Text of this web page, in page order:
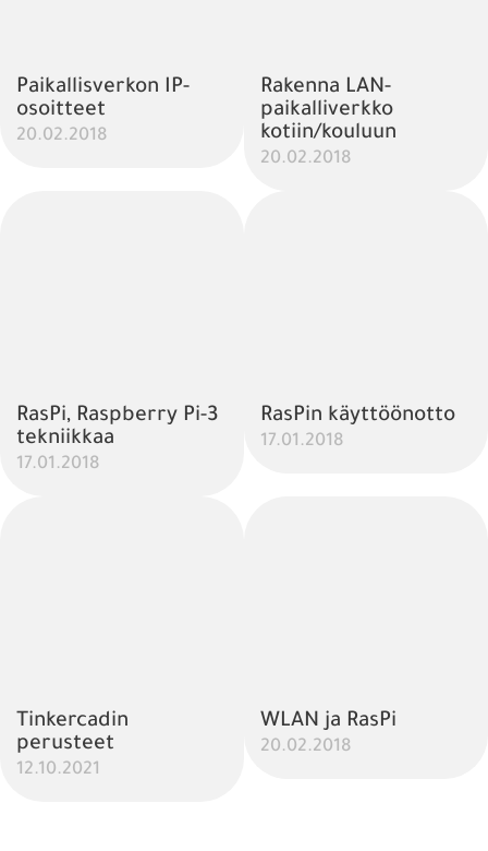
Paikallisverkon IP-
osoitteet
20.02.2018
Rakenna LAN-
paikalliverkko
kotiin/kouluun
20.02.2018
RasPi, Raspberry Pi-3
tekniikkaa
17.01.2018
RasPin käyttöönotto
17.01.2018
Tinkercadin
perusteet
12.10.2021
WLAN ja RasPi
20.02.2018